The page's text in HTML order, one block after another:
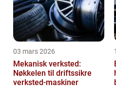
03 mars 2026
Mekanisk verksted:
Nøkkelen til driftssikre
verksted-maskiner